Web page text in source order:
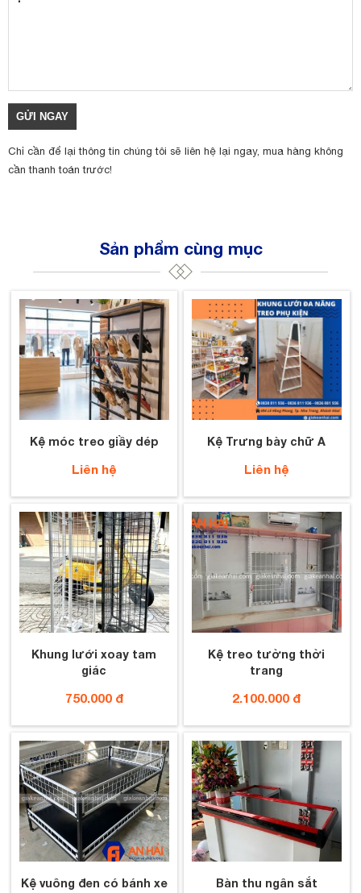
Chỉ cần để lại thông tin chúng tôi sẽ liên hệ lại ngay, mua hàng không
cần thanh toán trước!
Sản phẩm cùng mục
Kệ móc treo giầy dép
Liên hệ
Kệ Trưng bày chữ A
Liên hệ
Khung lưới xoay tam
giác
750.000 đ
Kệ treo tường thời
trang
2.100.000 đ
Kệ vuông đen có bánh xe Bàn thu ngân sắt